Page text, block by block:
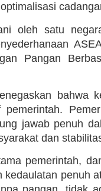
oleh satu
Pangan
bahwa
jawab penuh
dan
pemerintah,
penuh